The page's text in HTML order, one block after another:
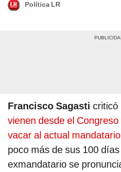
Política LR
Francisco Sagasti criticó
vienen desde el
vacar al actual
poco más de sus 100
exmandatario se